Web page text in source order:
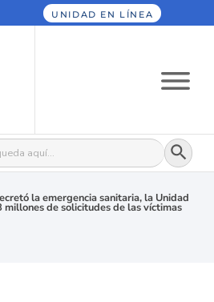
UNIDAD EN LÍNEA
Botón
la emergencia sanitaria, la Unidad
millones de solicitudes de las víctimas